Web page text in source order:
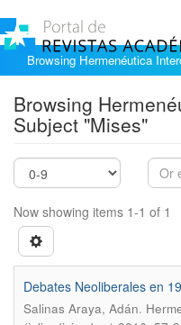
Browsing Hermenéutica
Browsing
Subject "Mises"
Now showing items 1-1 of 1
Debates Neoliberales en
Salinas Araya, Adán.